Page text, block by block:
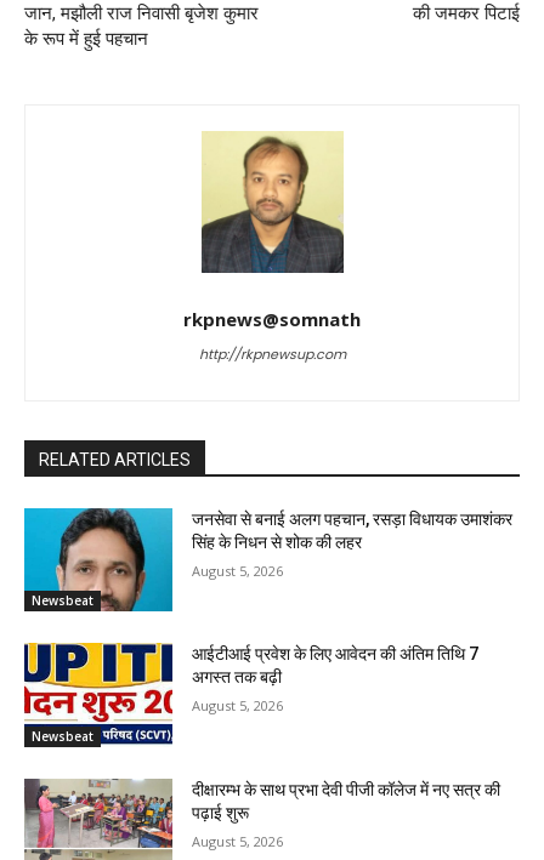
जान, मझौली राज निवासी बृजेश कुमार
के रूप में हुई पहचान
की जमकर पिटाई
rkpnews@somnath
http://rkpnewsup.com
RELATED ARTICLES
Newsbeat
जनसेवा से बनाई अलग पहचान, रसड़ा विधायक उमाशंकर
सिंह के निधन से शोक की लहर
August 5, 2026
Newsbeat
आईटीआई प्रवेश के लिए आवेदन की अंतिम तिथि 7
अगस्त तक बढ़ी
August 5, 2026
दीक्षारम्भ के साथ प्रभा देवी पीजी कॉलेज में नए सत्र की
पढ़ाई शुरू
August 5, 2026